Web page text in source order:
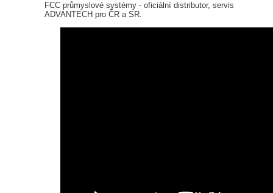
FCC průmyslové systémy - oficiální distributor, servis
ADVANTECH pro ČR a SR.